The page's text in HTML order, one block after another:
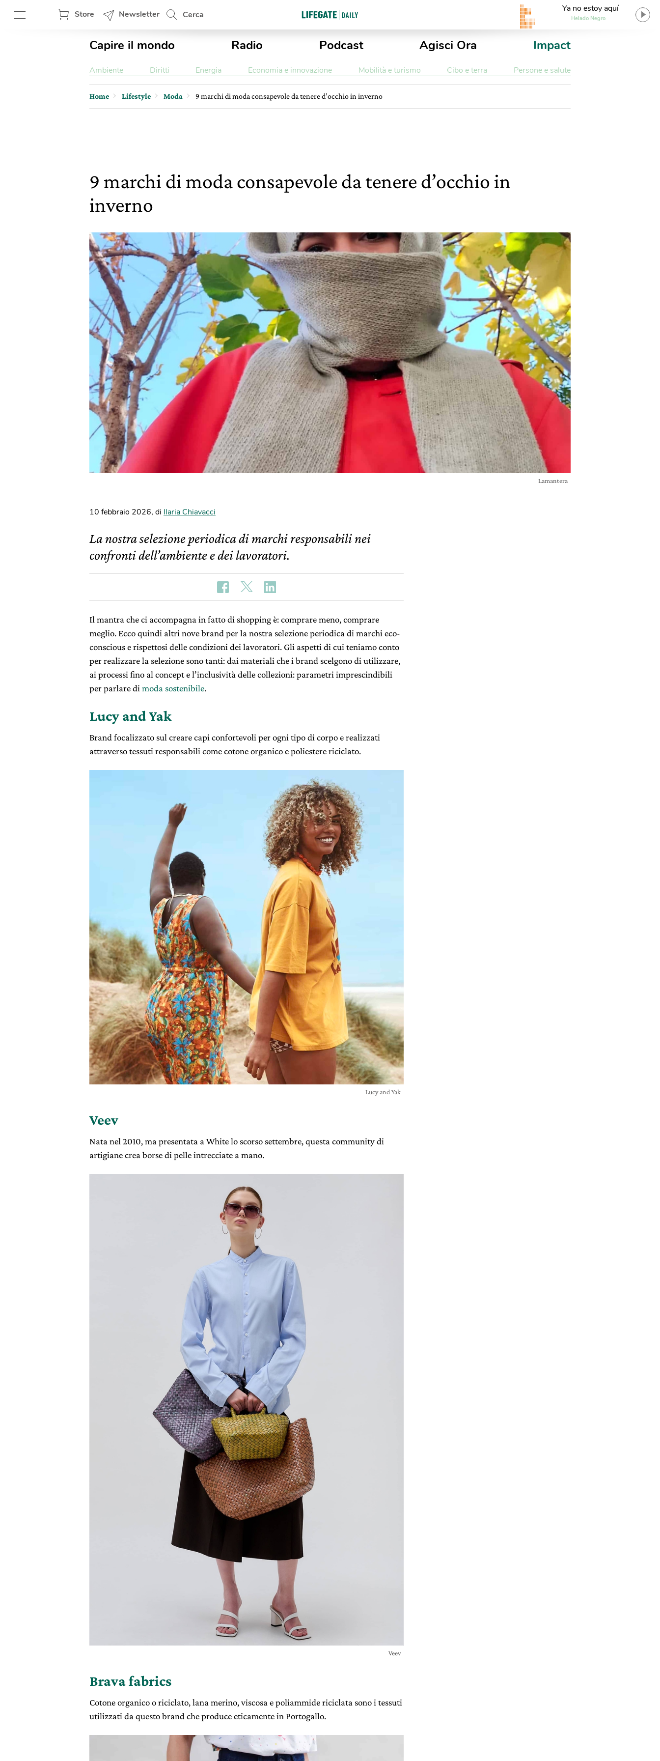
Store Newsletter Cerca
Ya no estoy aquí
Helado Negro
Capire il mondo Radio Podcast Agisci Ora Impact
Ambiente Diritti Energia Economia e innovazione Mobilità e turismo Cibo e terra Persone e salute
Home Lifestyle Moda 9 marchi di moda consapevole da tenere d’occhio in inverno
9 marchi di moda consapevole da tenere d’occhio in
inverno
Lamantera
10 febbraio 2026, di Ilaria Chiavacci
La nostra selezione periodica di marchi responsabili nei
confronti dell’ambiente e dei lavoratori.
Il mantra che ci accompagna in fatto di shopping è: comprare meno, comprare
meglio. Ecco quindi altri nove brand per la nostra selezione periodica di marchi eco-
conscious e rispettosi delle condizioni dei lavoratori. Gli aspetti di cui teniamo conto
per realizzare la selezione sono tanti: dai materiali che i brand scelgono di utilizzare,
ai processi fino al concept e l’inclusività delle collezioni: parametri imprescindibili
per parlare di moda sostenibile.
Lucy and Yak
Brand focalizzato sul creare capi confortevoli per ogni tipo di corpo e realizzati
attraverso tessuti responsabili come cotone organico e poliestere riciclato.
Lucy and Yak
Veev
Nata nel 2010, ma presentata a White lo scorso settembre, questa community di
artigiane crea borse di pelle intrecciate a mano.
Veev
Brava fabrics
Cotone organico o riciclato, lana merino, viscosa e poliammide riciclata sono i tessuti
utilizzati da questo brand che produce eticamente in Portogallo.